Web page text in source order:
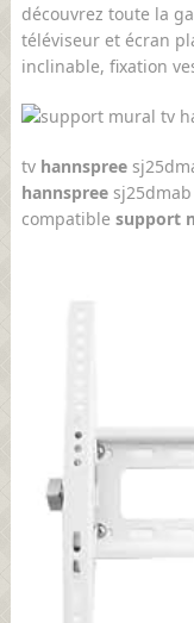
découvrez toute la
téléviseur et écran
inclinable, fixation
tv hannspree
hannspreesj25dmab
compatible support